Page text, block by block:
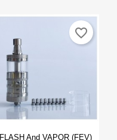
Anteprima
FLASH And VAPOR (FEV)
favorite_border